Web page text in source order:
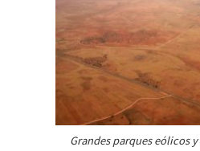
Grandes parques eólicos